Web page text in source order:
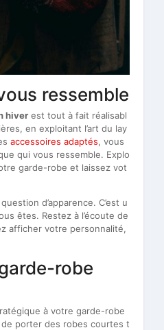
ressemble
hiver est tout à fait réalisabl
en exploitant l’art du lay
accessoires adaptés, vous
qui vous ressemble. Explo
garde-robe et laissez vot
d’apparence. C’est u
êtes. Restez à l’écoute de
afficher votre personnalité,
robe
à votre garde-robe
porter des robes courtes t